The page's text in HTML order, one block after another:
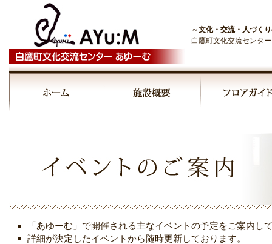
～文化・交流・人づく
白鷹町文化交流センタ
「あゆーむ」で開催される主なイベントの予定をご案内し
詳細が決定したイベントから随時更新しております。
04:00